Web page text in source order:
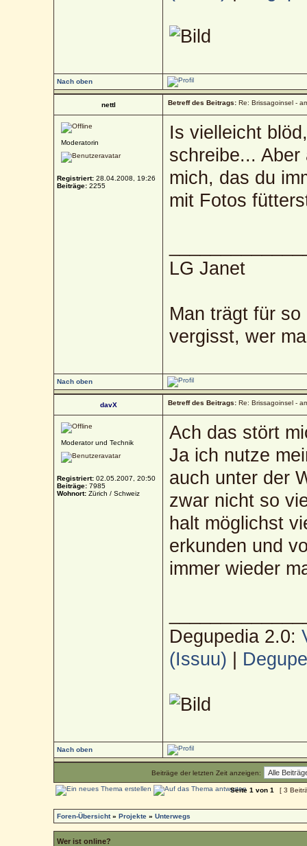
Nach oben
nettl Betreff des Beitrags: Re: Brissagoinsel -
Moderatorin
Registriert: 28.04.2008, 19:26
Beiträge: 2255
Is vielleicht
schreibe...
mich, das du
mit Fotos
LG Janet
Man trägt für
vergisst, wer
Nach oben
davX Betreff des Beitrags: Re: Brissagoinsel -
Moderator und Technik
Registriert: 02.05.2007, 20:50
Beiträge: 7985
Wohnort: Zürich / Schweiz
Ach das stört
Ja ich nutze
auch unter der
zwar nicht so
halt möglichst
erkunden und
immer wieder
Degupedia 2.0:
(Issuu)
Nach oben
Beiträge der letzten Zeit anzeigen:
Seite1 von1 [ 3
Foren-Übersicht»Projekte »Unterwegs
Wer ist online?